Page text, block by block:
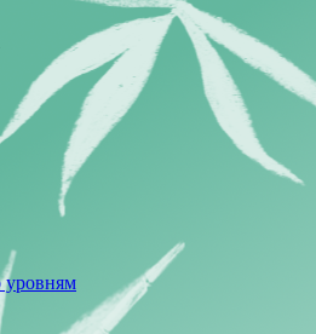
уровням